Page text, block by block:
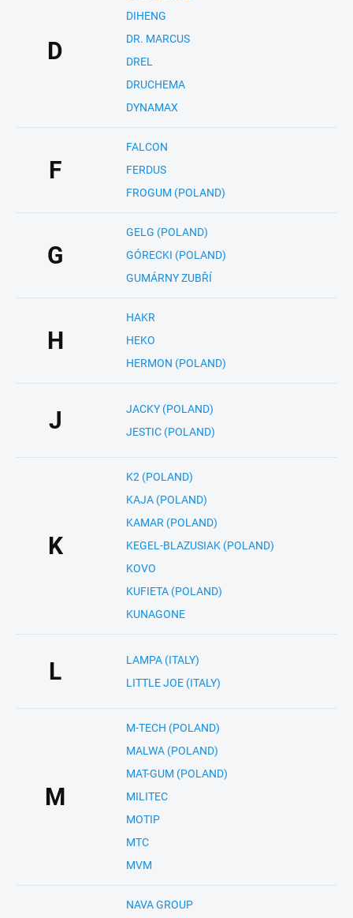
D
DIHENG
DR. MARCUS
DREL
DRUCHEMA
DYNAMAX
F
FALCON
FERDUS
FROGUM (POLAND)
G
GELG (POLAND)
GÓRECKI (POLAND)
GUMÁRNY ZUBŘÍ
H
HAKR
HEKO
HERMON (POLAND)
J
JACKY (POLAND)
JESTIC (POLAND)
K
K2 (POLAND)
KAJA (POLAND)
KAMAR (POLAND)
KEGEL-BLAZUSIAK (POLAND)
KOVO
KUFIETA (POLAND)
KUNAGONE
L
LAMPA (ITALY)
LITTLE JOE (ITALY)
M
M-TECH (POLAND)
MALWA (POLAND)
MAT-GUM (POLAND)
MILITEC
MOTIP
MTC
MVM
NAVA GROUP